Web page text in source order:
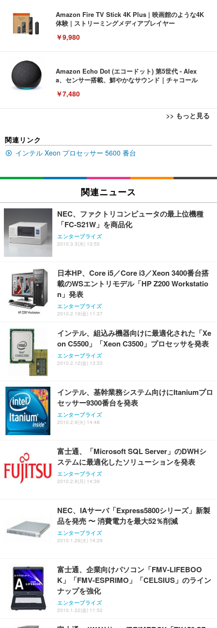
Amazon Fire TV Stick 4K Plus | 映画館のような4K
体験 | ストリーミングメディアプレイヤー
￥9,980
Amazon Echo Dot (エコードット) 第5世代 - Alex
a、センサー搭載、鮮やかなサウンド｜チャコール
￥7,480
>> もっと見る
い 跳ね上げ式アームレスト コンパクト 約105度ロッ
キング pc 事務椅子 360度回転 座面昇降 強化ナイロ
SIHOO B100 オフィスチェア／デスクチェア メッシ
ュチェア 人間工学 疲れない ブラック
￥27,999
Sezlife オフィスチェア デスクチェア 疲れない テレ
レスト 3Dヘッドレスト ハンガー付き 高反発クッシ
ョン PCチェア 通気性メッシュ ゲーミング/勉強/事
務用 おしゃれ パソコンチェア (ブラック)
￥7,680
Sezlife オフィスチェア デスクチェア 疲れない テレ
ワーク チェア 強化バックレスト 30度ロッキング機
レスト 3Dヘッドレスト ハンガー付き 高反発クッシ
ョン PCチェア 通気性メッシュ ゲーミング/勉強/事
務用 おしゃれ パソコンチェア (ホワイト)
￥7,680
ANDWINT オフィスチェア デスクチェア 肘なし メ
ト 幅52×奥行58.5×高さ84～96cm テレワーク 在宅
勤務 ブラック
￥4,139
EV3240X-WT | 31.5型4K UHD・USB Type-C・ホワ
イト
EIZO ビジネス向けプレミアムモニター | FlexScan
EV2740X-WT | 27.0型4K UHD・USB Type-C・ホワ
￥109,572
￥49,979
【整備済み品】Dell E2724HS 27インチ 液晶モニタ
ー フルHD（1920×1080）VA 非光沢 HDMI/DisplayP
応 ComfortView ビジネス向け
￥15,800
【MiniLED/24.5inch/280Hz/FHD】GRAPHT THE S
像低減 (3年保証 | 輝点保証 | 日本メーカー)
￥34,980
回使い捨て 無香料 ホワイト 300枚
Amazonベーシック ペットシーツ 厚型 ワイド 42枚
x2袋(84枚) ホワイト(吸収面:ライトブルー)
￥3,234
￥1,800
Smart Basic(スマートベーシック) 【Amazon.co.jp
限定】 Smart Basic アイリスオーヤマ ペットシーツ
￥3,670
アイリスオーヤマ ペットシーツ 超厚型 お徳用 レギ
￥3,731
関連リンク
インテル Xeon プロセッサー 5600 番台
関連ニュース
NEC、ファクトリコンピュータの最上位機種
「FC-S21W」を商品化
エンタープライズ
2010.3.3(水) 13:55
日本HP、Core i5／Core i3／Xeon 3400番台搭
載のWSエントリモデル「HP Z200 Workstatio
n」発表
エンタープライズ
2010.2.19(金) 11:37
インテル、組込み機器向けに最適化された「Xe
on C5500」「Xeon C3500」プロセッサを発表
エンタープライズ
2010.2.12(金) 13:33
インテル、基幹業務システム向けにItaniumプロ
セッサー9300番台を発表
エンタープライズ
2010.2.9(火) 14:48
富士通、「Microsoft SQL Server」のDWHシ
ステムに最適化したソリューションを発表
エンタープライズ
2010.2.8(月) 14:39
NEC、IAサーバ「Express5800シリーズ」新製
品を発売 〜 消費電力を最大52％削減
エンタープライズ
2010.1.26(火) 14:29
富士通、企業向けパソコン「FMV-LIFEBOO
K」「FMV-ESPRIMO」「CELSIUS」のライン
ナップを強化
エンタープライズ
2010.1.22(金) 11:52